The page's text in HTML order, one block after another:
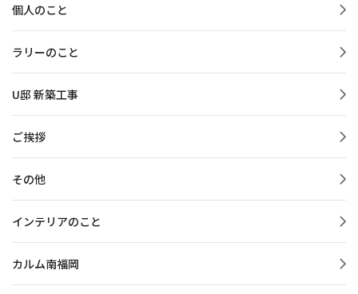
個人のこと
ラリーのこと
U邸 新築工事
ご挨拶
その他
インテリアのこと
カルム南福岡